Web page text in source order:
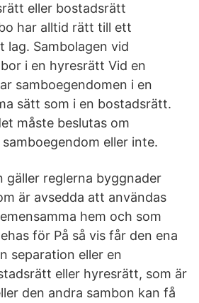
eller bostadsrätt
har alltid rätt till ett
lag. Sambolagen vid
i en hyresrätt Vid en
samboegendomen i en
sätt som i en bostadsrätt.
måste beslutas om
eller inte.
gäller reglerna byggnader
är avsedda att användas
hem och som
för På så vis får den ena
separation eller en
eller hyresrätt, som är
den andra sambon kan få